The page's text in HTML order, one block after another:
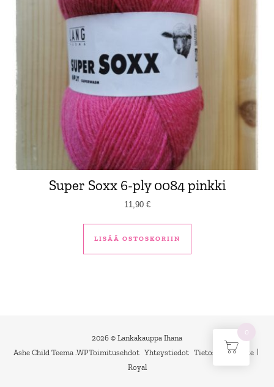
Super Soxx 6-ply 0084 pinkki
11,90 €
LISÄÄ OSTOSKORIIN
2026 © Lankakauppa Ihana
Toimitusehdot Yhteystiedot Tietosuojaseloste
Ashe Child Teema .WP
Royal
0